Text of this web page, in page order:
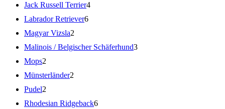
Jack Russell Terrier4
Labrador Retriever6
Magyar Vizsla2
Malinois / Belgischer Schäferhund3
Mops2
Münsterländer2
Pudel2
Rhodesian Ridgeback6